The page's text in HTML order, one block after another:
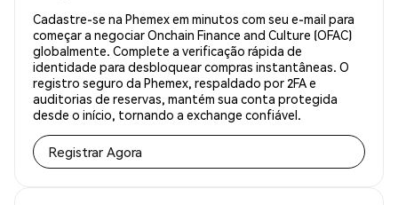
Cadastre-se na Phemex em minutos com seu e-mail para
começar a negociar Onchain Finance and Culture (OFAC)
globalmente. Complete a verificação rápida de
identidade para desbloquear compras instantâneas. O
registro seguro da Phemex, respaldado por 2FA e
auditorias de reservas, mantém sua conta protegida
desde o início, tornando a exchange confiável.
Registrar Agora